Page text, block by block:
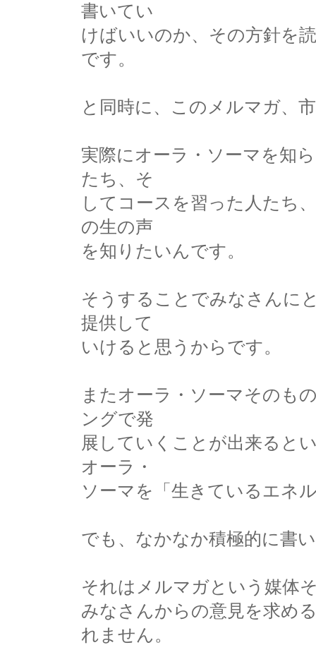
書いてい
けばいいのか、その方針を
です。
と同時に、このメルマガ、
実際にオーラ・ソーマを知
たち、そ
してコースを習った人たち
の生の声
を知りたいんです。
そうすることでみなさんに
提供して
いけると思うからです。
またオーラ・ソーマそのも
ングで発
展していくことが出来ると
オーラ・
ソーマを「生きているエネ
でも、なかなか積極的に書
それはメルマガという媒体
みなさんからの意見を求め
れません。